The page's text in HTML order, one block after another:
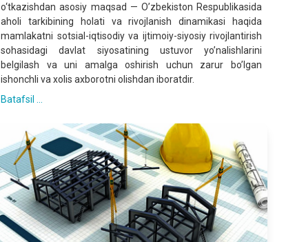
o‘tkazishdan asosiy maqsad — Oʼzbekiston Respublikasida
aholi tarkibining holati va rivojlanish dinamikasi haqida
mamlakatni sotsial-iqtisodiy va ijtimoiy-siyosiy rivojlantirish
sohasidagi davlat siyosatining ustuvor yoʼnalishlarini
belgilash va uni amalga oshirish uchun zarur boʼlgan
ishonchli va xolis axborotni olishdan iboratdir.
Batafsil ...